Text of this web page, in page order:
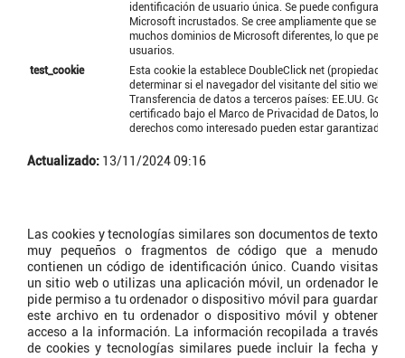
identificación de usuario única. Se puede configurar
Microsoft incrustados. Se cree ampliamente que se
muchos dominios de Microsoft diferentes, lo que
usuarios.
test_cookie
Esta cookie la establece DoubleClick net (propiedad de
determinar si el navegador del visitante del sitio web
Transferencia de datos a terceros países: EE.UU. Google
certificado bajo el Marco de Privacidad de Datos, lo que
derechos como interesado pueden estar garantizados.
Actualizado: 13/11/2024 09:16
Las cookies y tecnologías similares son documentos de texto
muy pequeños o fragmentos de código que a menudo
contienen un código de identificación único. Cuando visitas
un sitio web o utilizas una aplicación móvil, un ordenador le
pide permiso a tu ordenador o dispositivo móvil para guardar
este archivo en tu ordenador o dispositivo móvil y obtener
acceso a la información. La información recopilada a través
de cookies y tecnologías similares puede incluir la fecha y